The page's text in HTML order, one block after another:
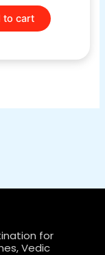
to cart
for
Vedic